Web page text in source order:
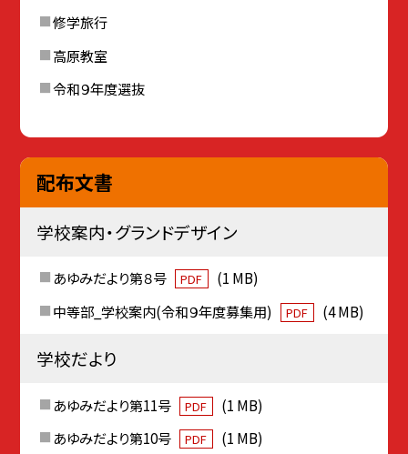
修学旅行
高原教室
令和９年度選抜
配布文書
学校案内・グランドデザイン
あゆみだより第８号 PDF
(1 MB)
中等部_学校案内(令和９年度募集用)
PDF (4 MB)
学校だより
あゆみだより第11号 PDF
(1 MB)
あゆみだより第10号
PDF
(1 MB)